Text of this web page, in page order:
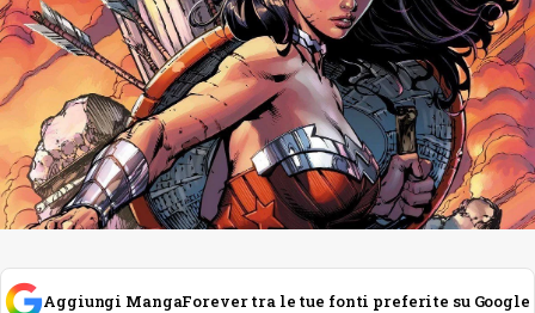
Aggiungi MangaForever tra le tue fonti preferite su Google